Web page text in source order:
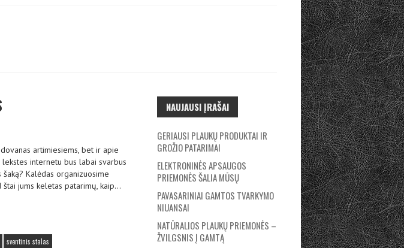
artimiesiems, bet ir apie
internetu bus labai svarbus
Kalėdas organizuosime
jums keletas patarimų, kaip…
sventinis stalas
NAUJAUSI ĮRAŠAI
GERIAUSI PLAUKŲ PRODUKTAI IR
GROŽIO PATARIMAI
ELEKTRONINĖS APSAUGOS
PRIEMONĖS ŠALIA MŪSŲ
PAVASARINIAI GAMTOS TVARKYMO
NIUANSAI
NATŪRALIOS PLAUKŲ PRIEMONĖS –
ŽVILGSNIS Į GAMTĄ